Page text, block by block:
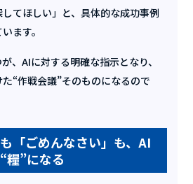
てほしい」と、具体的な成功事例
ます。
、AIに対する明確な指示となり、
“作戦会議”そのものになるので
「ごめんなさい」も、AI
糧”になる